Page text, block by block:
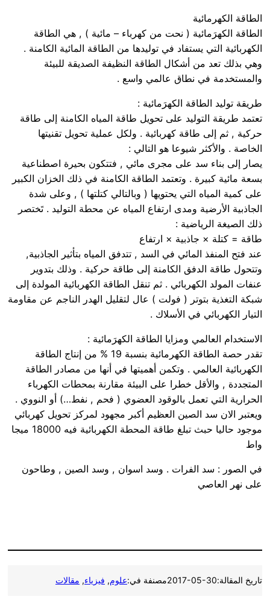
الطاقة الكهرمائية
الطاقة الكهرَمائية ( نحت من كهرباء – مائية ) , هي الطاقة
الكهربائية التي يستفاد في توليدها من الطاقة المائية الكامنة .
وهي بذلك تعد من أشكال الطاقة النظيفة الصديقة للبيئة
والمستخدمة في نطاق عالمي واسع .
طريقة توليد الطاقة الكهرَمائية :
تعتمد طريقة التوليد على تحويل طاقة المياه الكامنة إلى طاقة
حركية , ثم إلى طاقة كهربائية . ولكل عملية تحويل تقنيتها
الخاصة . والأكثر شيوعا هو التالي :
يصار إلى بناء سد على مجرى مائي , فتتكون بحيرة اصطناعية
بسعة مائية كبيرة . وتعتمد الطاقة الكامنة في ذلك الخزان الكبير
على كمية المياه التي يحتويها ( وبالتالي كتلتها ) , وعلى شدة
الجاذبية الأرضية ومدى ارتفاع المياه عن محطة التوليد . تَختصر
ذلك الصيغة الرياضية :
طاقة = كتلة × جاذبية × ارتفاع
عند فتح المنفذ المائي في السد , تتدفق المياه بتأثير الجاذبية,
وتتحول طاقة الدفق الكامنة إلى طاقة حركية . وذلك بتدوير
عنفات المولد الكهربائي . ثم تنقل الطاقة الكهربائية المولدة إلى
شبكة التغذية بتوتر ( فولت ) عال لتقليل الهدر الناجم عن مقاومة
التيار الكهربائي في الأسلاك .
الاستخدام العالمي ومزايا الطاقة الكهرَمائية :
تقدر حصة الطاقة الكهرمائية بنسبة 19 % من إنتاج الطاقة
الكهربائية العالمي . وتكمن أهميتها في أنها من مصادر الطاقة
المتجددة , والأقل خطرا على البيئة مقارنة بمحطات الكهرباء
الحرارية التي تعمل بالوقود العضوي ( فحم , نفط…) أو النووي .
ويعتبر الان سد الصين العظيم أكبر مجهود لمركز تحويل كهربائي
موجود حاليا حبث تبلغ طاقة المحطة الكهربائية فيه 18000 ميجا
واط
في الصور : سد الفرات . وسد اسوان , وسد الصين , وطاحون
على نهر العاصي
تاريخ المقالة:2017-05-30مصنفة في:علوم, فيزياء, مقالات